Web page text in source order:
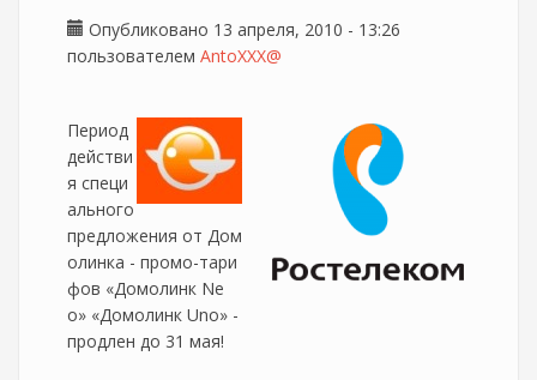
Опубликовано 13 апреля, 2010 - 13:26
пользователем AntoXXX@
Период
действи
я специ
ального
предложения от Дом
олинка - промо-тари
фов «Домолинк Ne
o» «Домолинк Uno» -
продлен до 31 мая!